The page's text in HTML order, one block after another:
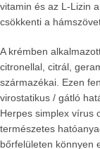
vitamin és az L-Lizin
csökkenti a
A krémben
citronellal, citrál,
származékai. Ezen
virostatikus / gátló
Herpes simplex vírus
természetes
bőrfelületen könnyen